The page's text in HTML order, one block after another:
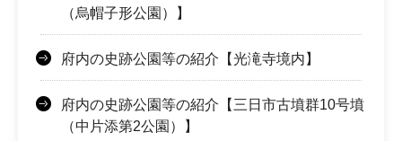
（烏帽子形公園）】
府内の史跡公園等の紹介【光滝寺境内】
府内の史跡公園等の紹介【三日市古墳群10号墳
（中片添第2公園）】